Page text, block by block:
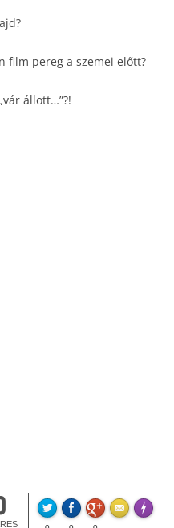
film pereg a szemei előtt?
állott…”?!
Made